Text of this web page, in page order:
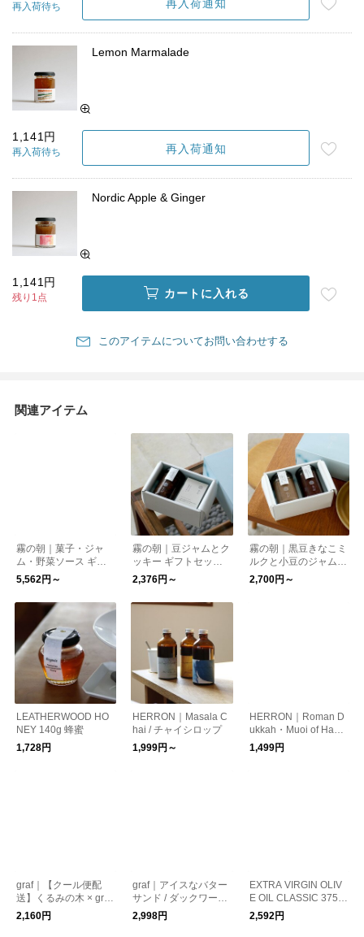
再入荷待ち 再入荷通知
Lemon Marmalade
1,141円
再入荷待ち 再入荷通知
Nordic Apple & Ginger
1,141円
残り1点 カートに入れる
このアイテムについてお問い合わせする
関連アイテム
霧の朝｜菓子・ジャ
ム・野菜ソース ギフ
トセット | お中元
5,562円～
霧の朝｜豆ジャムとク
ッキー ギフトセット |
お中元
2,376円～
霧の朝｜黒豆きなこミ
ルクと小豆のジャム
ギフトセット | お中元
2,700円～
LEATHERWOOD HO
NEY 140g 蜂蜜
1,728円
HERRON｜Masala C
hai / チャイシロップ
1,999円～
HERRON｜Roman D
ukkah・Muoi of Hanoi
/ スパイス塩・ハーブ
塩
1,499円
graf｜【クール便配
送】くるみの木 × graf
奈良カヌレ
2,160円
graf｜アイスなバター
サンド / ダックワーズ
6種セット graf kitchen
2,998円
EXTRA VIRGIN OLIV
E OIL CLASSIC 375m
l｜エキストラバージ
ンオリーブオイル｜C
2,592円